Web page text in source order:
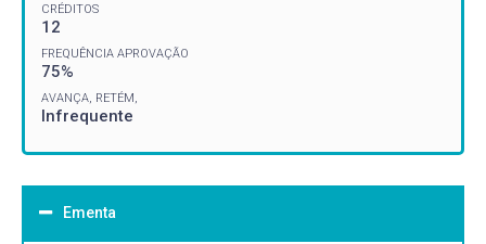
CRÉDITOS
12
FREQUÊNCIA APROVAÇÃO
75%
AVANÇA, RETÉM,
Infrequente
Ementa